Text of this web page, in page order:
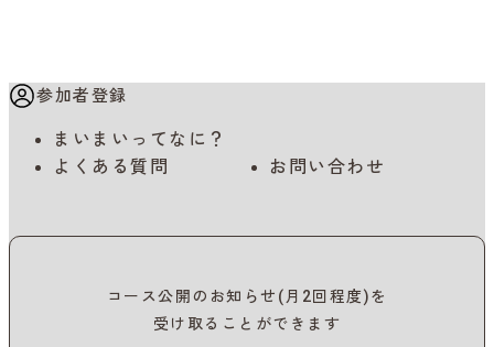
参加者登録
まいまいってなに？
よくある質問
お問い合わせ
コース公開のお知らせ(月2回程度)を
受け取ることができます